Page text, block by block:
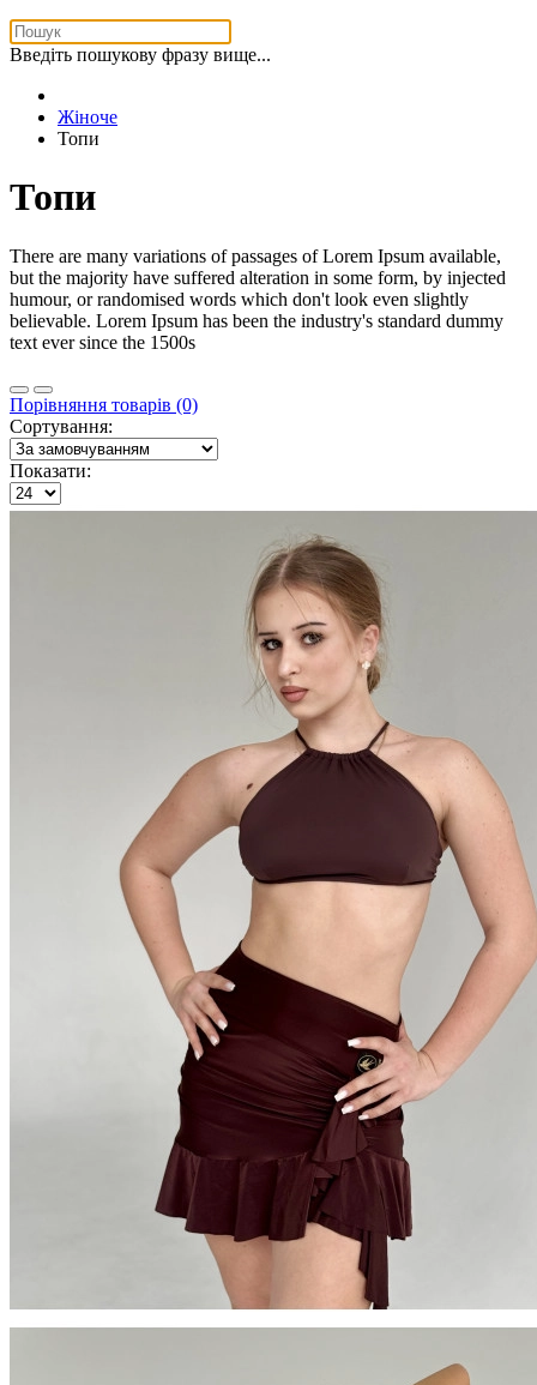
Введіть пошукову фразу вище...
Жіноче
Топи
Топи
There are many variations of passages of Lorem Ipsum available,
but the majority have suffered alteration in some form, by injected
humour, or randomised words which don't look even slightly
believable. Lorem Ipsum has been the industry's standard dummy
text ever since the 1500s
Порівняння товарів (0)
Сортування:
Показати: